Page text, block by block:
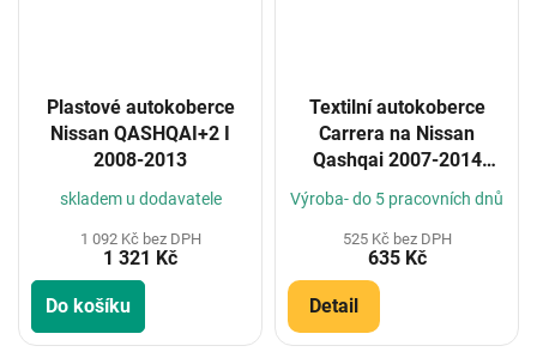
Plastové autokoberce
Nissan QASHQAI+2 I
2008-2013
skladem u dodavatele
1 092 Kč bez DPH
1 321 Kč
Do košíku
Textilní autokoberce
Carrera na Nissan
Qashqai 2007-2014
Výroba- do 5 pracovních dnů
525 Kč bez DPH
635 Kč
Detail